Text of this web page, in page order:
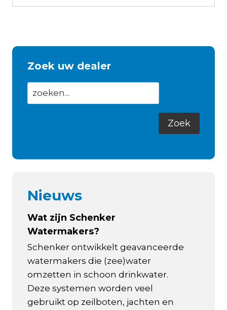
Zoek uw dealer
Nieuws
Wat zijn Schenker
Watermakers?
Schenker ontwikkelt geavanceerde
watermakers die (zee)water
omzetten in schoon drinkwater.
Deze systemen worden veel
gebruikt op zeilboten, jachten en